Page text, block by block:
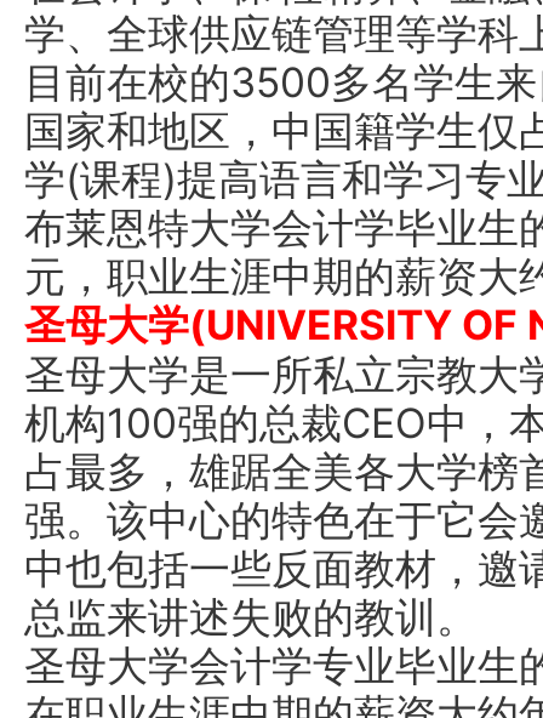
学、全球供应链管理等学科
目前在校的3500多名学生
国家和地区，中国籍学生仅
学(课程)提高语言和学习专
布莱恩特大学会计学毕业生
元，职业生涯中期的薪资大
圣母大学(UNIVERSITY OF
圣母大学是一所私立宗教大
机构100强的总裁CEO中，
占最多，雄踞全美各大学榜
强。该中心的特色在于它会
中也包括一些反面教材，邀
总监来讲述失败的教训。
圣母大学会计学专业毕业生